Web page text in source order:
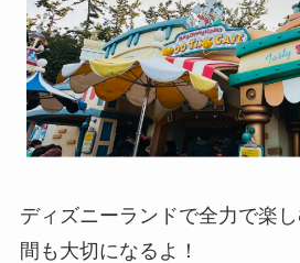
ディズニーランドで全力で楽
間も大切になるよ！